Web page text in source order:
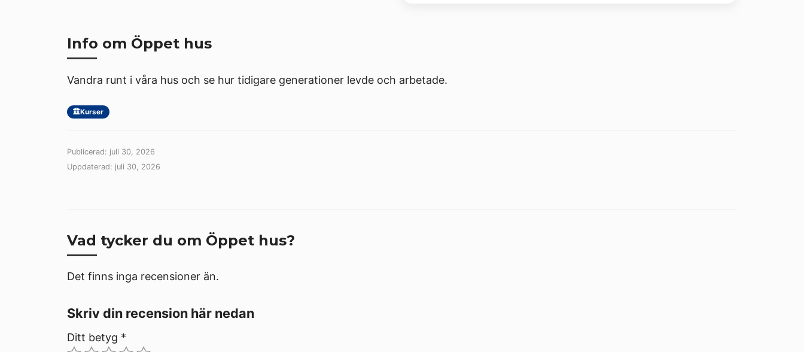
Info om Öppet hus
Vandra runt i våra hus och se hur tidigare generationer levde och arbetade.
Kurser
Publicerad: juli 30, 2026
Uppdaterad: juli 30, 2026
Vad tycker du om Öppet hus?
Det finns inga recensioner än.
Skriv din recension här nedan
Ditt betyg *